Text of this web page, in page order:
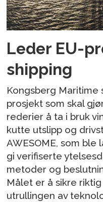
Leder EU-
shipping
Kongsberg Maritime
prosjekt som skal
rederier å ta i bruk
kutte utslipp og
AWESOME, som ble
gi verifiserte
metoder og
Målet er å sikre
utrullingen av